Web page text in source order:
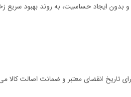
و بدون ایجاد حساسیت، به روند بهبود
تاریخ انقضای معتبر و ضمانت اصالت کالا